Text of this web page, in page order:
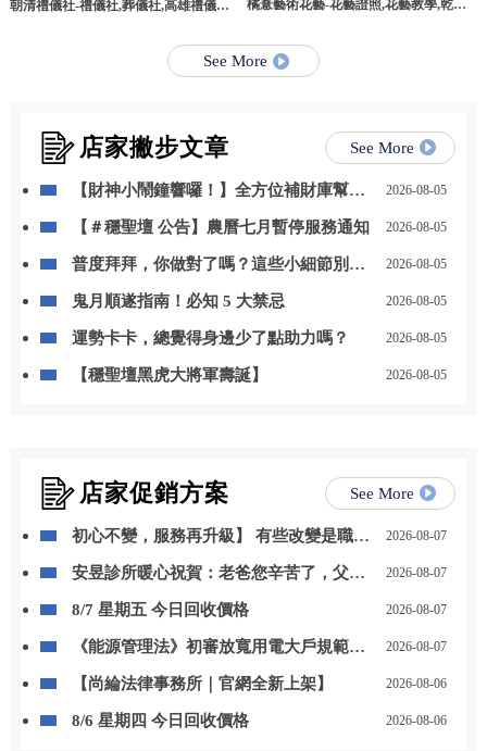
朝清禮儀社-禮儀社,葬儀社,高雄禮儀社,
橘薏藝術花藝-花藝證照,花藝教學,乾燥
See More
店家撇步文章 See More
【財神小鬧鐘響囉！】全方位補財庫幫你
2026-08-05
【＃穩聖壇 公告】農曆七月暫停服務通知 2026-08-05
普度拜拜，你做對了嗎？這些小細節別忽
2026-08-05
鬼月順遂指南！必知 5 大禁忌 2026-08-05
運勢卡卡，總覺得身邊少了點助力嗎？ 2026-08-05
【穩聖壇黑虎大將軍壽誕】 2026-08-05
店家促銷方案 See More
初心不變，服務再升級】 有些改變是職位
年 8 月 1 日起，我正式接任尚立汽車北台
2026-08-07
安昱診所暖心祝賀：老爸您辛苦了，父親
2026-08-07
8/7 星期五 今日回收價格 2026-08-07
《能源管理法》初審放寬用電大戶規範，
2026-08-07
【尚綸法律事務所｜官網全新上架】 2026-08-06
8/6 星期四 今日回收價格 2026-08-06